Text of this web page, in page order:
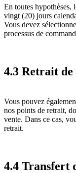
En toutes hypothèses,
vingt (20) jours
Vous devez
processus de
4.3 Retrait de
Vous pouvez
nos points de retrait,
vente. Dans ce cas,
retrait.
4.4 Transfert